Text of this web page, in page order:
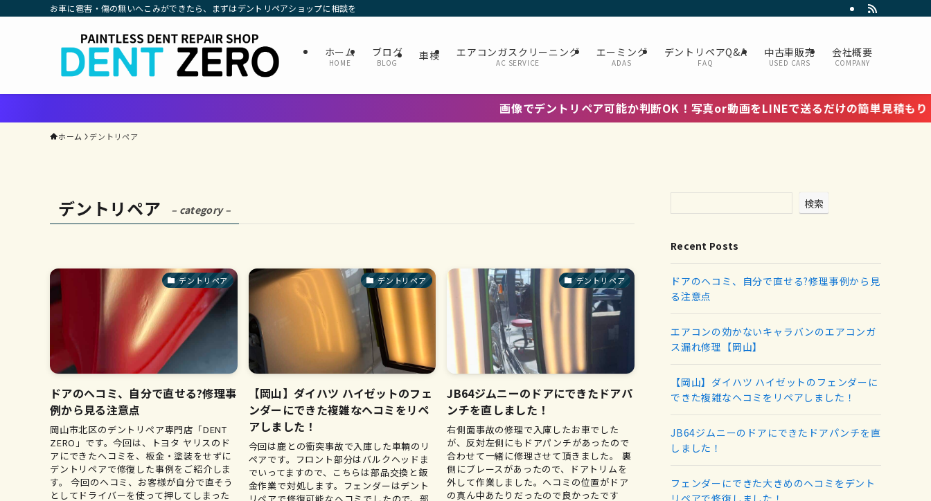
お車に雹害・傷の無いへこみができたら、まずはデントリペアショップに相談を
ホーム
HOME
ブログ
BLOG
車検 エアコンガスクリーニング
AC SERVICE
エーミング
ADAS
デントリペアQ&A
FAQ
中古車販売
USED CARS
会社概要
COMPANY
画像でデントリペア可能か判断OK！写真or動画をLINEで送るだけの簡単見積もり！お気軽に
ホーム デントリペア
デントリペア – category –
デントリペア
ドアのヘコミ、自分で直せる?修理事
例から見る注意点
岡山市北区のデントリペア専門店「DENT
ZERO」です。今回は、トヨタ ヤリスのド
アにできたヘコミを、板金・塗装をせずに
デントリペアで修復した事例をご紹介しま
す。 今回のヘコミ、お客様が自分で直そう
としてドライバーを使って押してしまった
デントリペア
【岡山】ダイハツ ハイゼットのフェ
ンダーにできた複雑なヘコミをリペ
アしました！
今回は鹿との衝突事故で入庫した車輌のリ
ペアです。フロント部分はバルクヘッドま
でいってますので、こちらは部品交換と鈑
金作業で対処します。フェンダーはデント
デントリペア
JB64ジムニーのドアにできたドアパ
ンチを直しました！
右側面事故の修理で入庫したお車でした
が、反対左側にもドアパンチがあったので
合わせて一緒に修理させて頂きました。 裏
側にブレースがあったので、ドアトリムを
外して作業しました。ヘコミの位置がドア
の真ん中あたりだったので良かったです
検索
Recent Posts
ドアのヘコミ、自分で直せる?修理事例から見
る注意点
エアコンの効かないキャラバンのエアコンガ
ス漏れ修理【岡山】
【岡山】ダイハツ ハイゼットのフェンダーに
できた複雑なヘコミをリペアしました！
JB64ジムニーのドアにできたドアパンチを直
しました！
フェンダーにできた大きめのヘコミをデント
リペアで修復しました！